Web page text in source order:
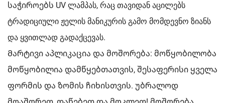
საჭიროებს UV ლამპას, რაც თავიდან აცილებს
ტრადიციული ჟელის მანიკურის გამო მომდევნო ზიანს
და ყვითლად გადაქცევას.
Მარტივი აპლიკაცია და მოშორება: მოწყობილობა
მოწყობილია დამწყებთათვის, შესაფერისი ყველა
ფორმის და ზომის ჩიხისთვის. უბრალოდ